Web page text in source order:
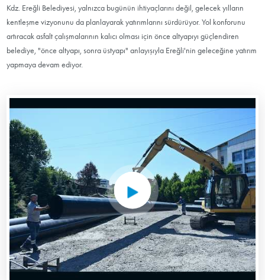
Kdz. Ereğli Belediyesi, yalnızca bugünün ihtiyaçlarını değil, gelecek yılların
kentleşme vizyonunu da planlayarak yatırımlarını sürdürüyor. Yol konforunu
artıracak asfalt çalışmalarının kalıcı olması için önce altyapıyı güçlendiren
belediye, "önce altyapı, sonra üstyapı" anlayışıyla Ereğli'nin geleceğine yatırım
yapmaya devam ediyor.